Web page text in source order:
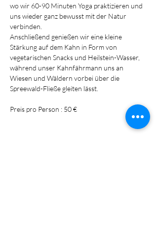
wo wir 60-90 Minuten Yoga praktizieren und
uns wieder ganz bewusst mit der Natur
verbinden.
Anschließend genießen wir eine kleine
Stärkung auf dem Kahn in Form von
vegetarischen Snacks und Heilstein-Wasser,
während unser Kahnfährmann uns an
Wiesen und Wäldern vorbei über die
Spreewald-Fließe gleiten lässt.
Preis pro Person : 50 €